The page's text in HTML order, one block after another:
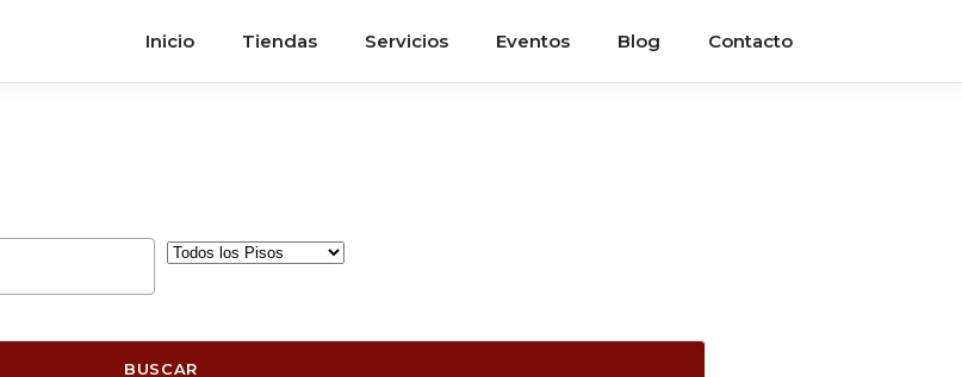
Inicio Tiendas Servicios Eventos Blog Contacto
BUSCAR